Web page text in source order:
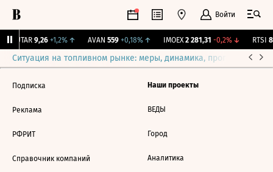
Войти
UTAR 9,26 +1,2%↑ AVAN 559 +0,18%↑ IMOEX 2 281,31 -0,2%↓ RTSI
Ситуация на топливном рынке: меры, динамика, прогнозы
Подписка
Реклама
РФРИТ
Справочник компаний
Наши проекты
ВЕДЫ
Город
Аналитика